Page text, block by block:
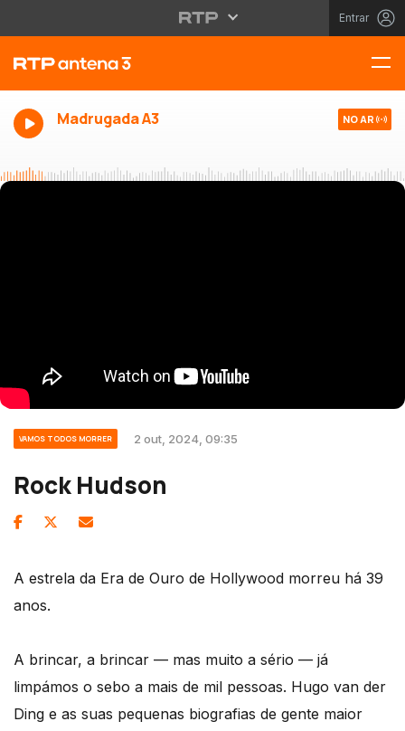
Entrar
Madrugada A3 NO AR
VAMOS TODOS MORRER 2 out, 2024, 09:35
Rock Hudson
A estrela da Era de Ouro de Hollywood morreu há 39
anos.
A brincar, a brincar — mas muito a sério — já
limpámos o sebo a mais de mil pessoas. Hugo van der
Ding e as suas pequenas biografias de gente maior